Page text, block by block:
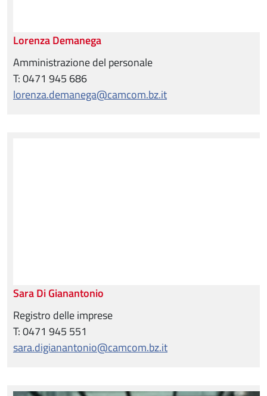
Lorenza Demanega
Amministrazione del personale
T: 0471 945 686
lorenza.demanega@camcom.bz.it
Sara Di Gianantonio
Registro delle imprese
T: 0471 945 551
sara.digianantonio@camcom.bz.it